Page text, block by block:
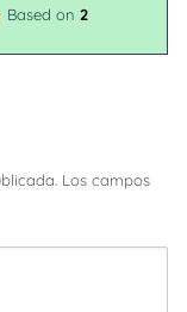
Based on2
Los campos